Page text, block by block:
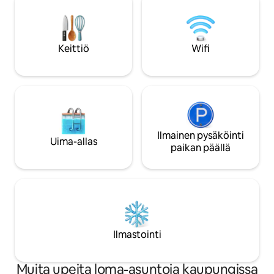
Keittiö Wifi
Uima-allas
Ilmainen pysäköinti
paikan päällä
Ilmastointi
Muita upeita loma-asuntoja kaupungissa